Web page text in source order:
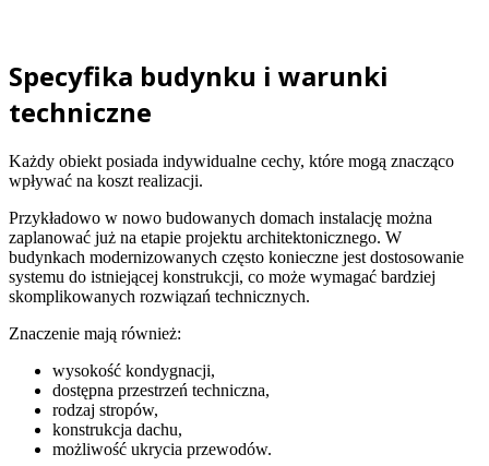
Specyfika budynku i warunki
techniczne
Każdy obiekt posiada indywidualne cechy, które mogą znacząco
wpływać na koszt realizacji.
Przykładowo w nowo budowanych domach instalację można
zaplanować już na etapie projektu architektonicznego. W
budynkach modernizowanych często konieczne jest dostosowanie
systemu do istniejącej konstrukcji, co może wymagać bardziej
skomplikowanych rozwiązań technicznych.
Znaczenie mają również:
wysokość kondygnacji,
dostępna przestrzeń techniczna,
rodzaj stropów,
konstrukcja dachu,
możliwość ukrycia przewodów.